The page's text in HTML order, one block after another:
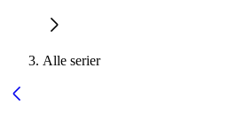
Alle serier